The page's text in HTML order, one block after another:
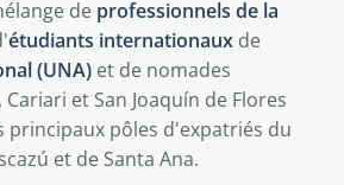
de professionnels de la
étudiants internationaux de
(UNA) et de nomades
et San Joaquín de Flores
principaux pôles d'expatriés du
et de Santa Ana.